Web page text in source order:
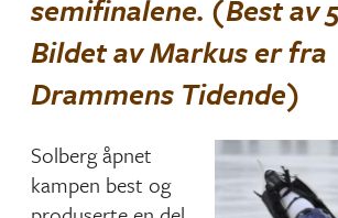
semifinalene. (Best av
Bildet av Markus er fra
Drammens Tidende)
Solberg åpnet
kampen best og